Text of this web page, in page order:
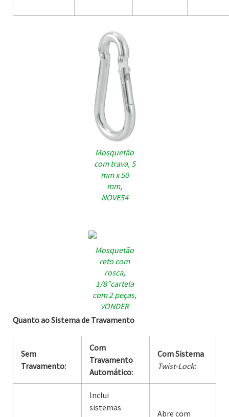
Mosquetão
com trava, 5
mm x 50
mm,
NOVE54
Mosquetão
reto com
rosca,
1/8″cartela
com 2 peças,
VONDER
Quanto ao Sistema de Travamento
Sem
Travamento:
Com
Travamento
Automático:
Com Sistema
Twist-Lock:
Inclui
sistemas
Abre com